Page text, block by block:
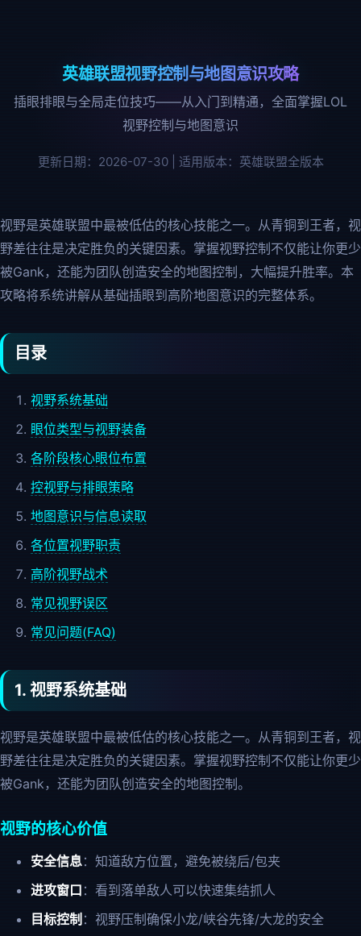
英雄联盟视野控制与地图意识攻略
插眼排眼与全局走位技巧——从入门到精通，全面掌握LOL
视野控制与地图意识
更新日期：2026-07-30 适用版本：英雄联盟全版本
视野是英雄联盟中最被低估的核心技能之一。从青铜到王者，视
野差往往是决定胜负的关键因素。掌握视野控制不仅能让你更少
被Gank，还能为团队创造安全的地图控制，大幅提升胜率。本
攻略将系统讲解从基础插眼到高阶地图意识的完整体系。
目录
视野系统基础
眼位类型与视野装备
各阶段核心眼位布置
控视野与排眼策略
地图意识与信息读取
各位置视野职责
高阶视野战术
常见视野误区
常见问题(FAQ)
1. 视野系统基础
视野是英雄联盟中最被低估的核心技能之一。从青铜到王者，视
野差往往是决定胜负的关键因素。掌握视野控制不仅能让你更少
被Gank，还能为团队创造安全的地图控制。
视野的核心价值
安全信息：知道敌方位置，避免被绕后/包夹
进攻窗口 ：看到落单敌人可以快速集结抓人
目标控制 ：视野压制确保小龙/峡谷先锋/大龙的安全